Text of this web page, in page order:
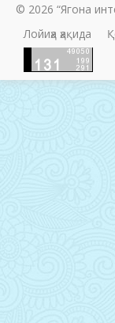
© 2026 “Ягона
Лойиҳа ҳақида